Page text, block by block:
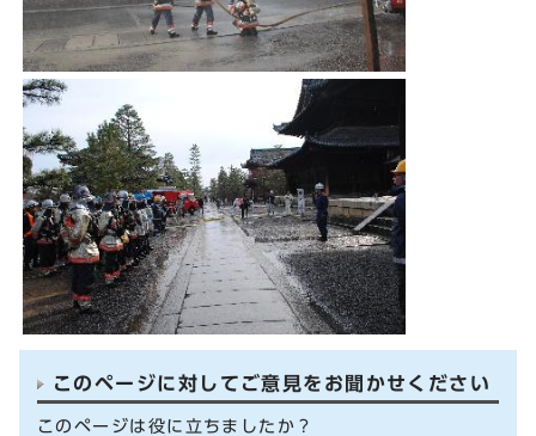
このページに対してご意見をお聞かせください
このページは役に立ちましたか？